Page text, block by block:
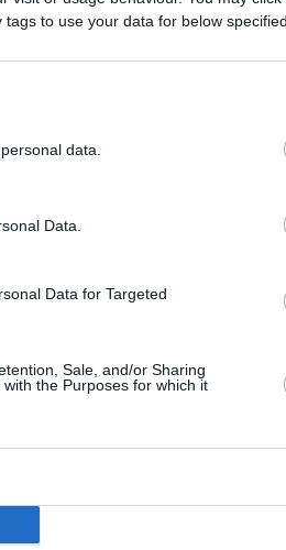
to use your data for below
data.
Data.
Data for Targeted
Sale, and/or Sharing
the Purposes for which it
σε βάρος του, ο Νίκος
«Αφού πλέον
Αυγερινός και η κυρία
θα παίρνουν από
στο Κολωνάκι
για την ιδρυτική
Καρυστιανού